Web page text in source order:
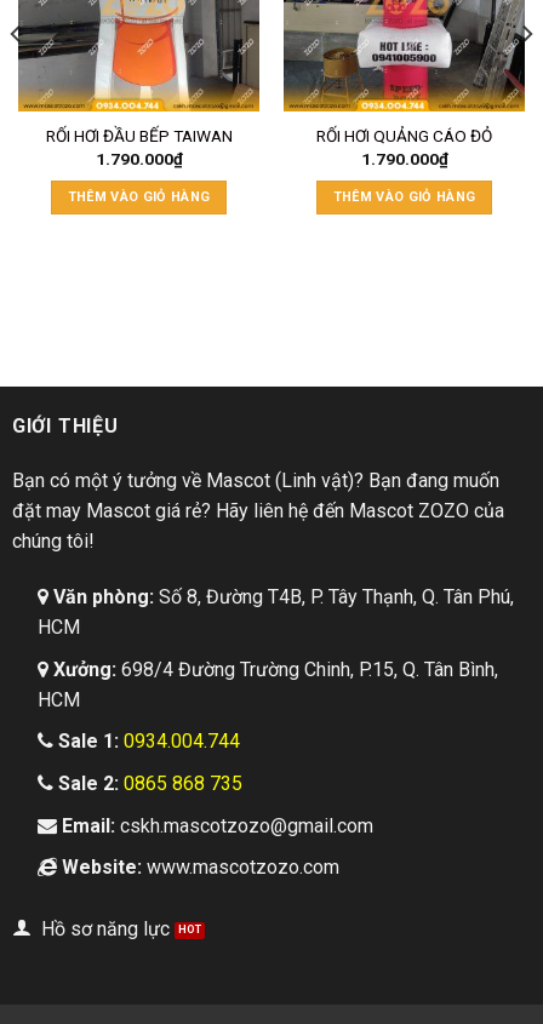
RỐI HƠI ĐẦU BẾP TAIWAN
1.790.000₫
THÊM VÀO GIỎ HÀNG
RỐI HƠI QUẢNG CÁO ĐỎ
1.790.000₫
THÊM VÀO GIỎ HÀNG
GIỚI THIỆU
Bạn có một ý tưởng về Mascot (Linh vật)? Bạn đang muốn
đặt may Mascot giá rẻ? Hãy liên hệ đến Mascot ZOZO của
chúng tôi!
Văn phòng:Số 8, Đường T4B, P. Tây Thạnh, Q. Tân Phú,
HCM
Xưởng:698/4 Đường Trường Chinh, P.15, Q. Tân Bình,
HCM
Sale 1: 0934.004.744
Sale 2: 0865 868 735
Email: cskh.mascotzozo@gmail.com
Website:www.mascotzozo.com
Hồ sơ năng lực